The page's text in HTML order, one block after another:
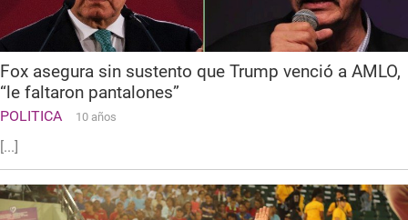
Fox asegura sin sustento que Trump venció a AMLO,
“le faltaron pantalones”
POLITICA 10 años
[...]